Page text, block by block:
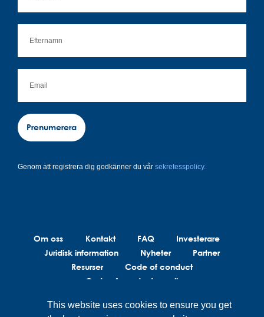
Prenumerera
Genom att registrera dig godkänner du vår sekretesspolicy.
Om oss Kontakt FAQ
Investerare
Juridisk information
Nyheter
Partner
Resurser
Code of conduct
Code of conduct suppliers
This website uses cookies to ensure you get